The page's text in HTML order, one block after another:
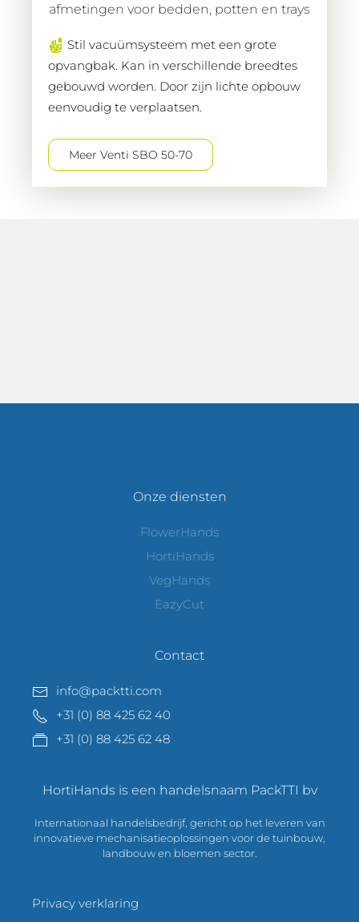
afmetingen voor bedden, potten en trays
Stil vacuümsysteem met een grote
opvangbak. Kan in verschillende breedtes
gebouwd worden. Door zijn lichte opbouw
eenvoudig te verplaatsen.
Meer Venti SBO 50-70
Onze diensten
FlowerHands
HortiHands
VegHands
EazyCut
Contact
info@packtti.com
+31 (0) 88 425 62 40
+31 (0) 88 425 62 48
HortiHands is een handelsnaam PackTTI bv
Internationaal handelsbedrijf, gericht op het leveren van
innovatieve mechanisatieoplossingen voor de tuinbouw,
landbouw en bloemen sector.
Privacy verklaring